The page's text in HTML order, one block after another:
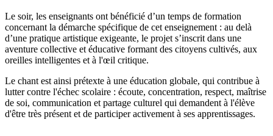
Le soir, les enseignants ont bénéficié d’un temps de formation
concernant la démarche spécifique de cet enseignement : au delà
d’une pratique artistique exigeante, le projet s’inscrit dans une
aventure collective et éducative formant des citoyens cultivés, aux
oreilles intelligentes et à l'œil critique.
Le chant est ainsi prétexte à une éducation globale, qui contribue à
lutter contre l'échec scolaire : écoute, concentration, respect, maîtrise
de soi, communication et partage culturel qui demandent à l'élève
d'être très présent et de participer activement à ses apprentissages.